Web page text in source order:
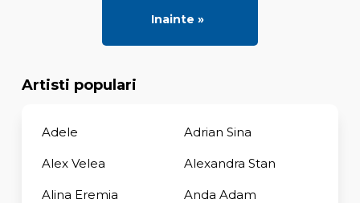
Inainte »
Artisti populari
Adele Adrian Sina
Alex Velea Alexandra Stan
Alina Eremia Anda Adam